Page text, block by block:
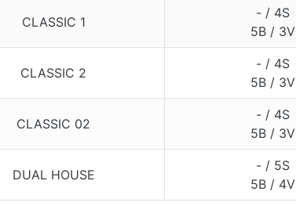
CLASSIC 1
- / 4S
5B / 3V
CLASSIC 2
- / 4S
5B / 3V
CLASSIC 02
- / 4S
5B / 3V
DUAL HOUSE
- / 5S
5B / 4V